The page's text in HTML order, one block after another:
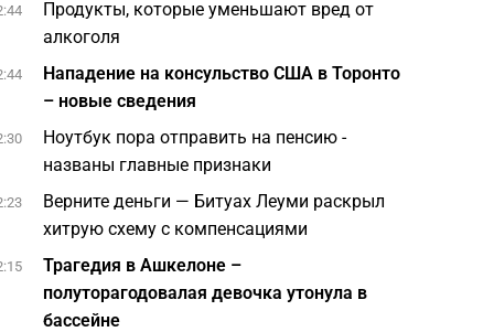
Продукты, которые уменьшают вред от
алкоголя
Нападение на консульство США в Торонто
– новые сведения
Ноутбук пора отправить на пенсию -
названы главные признаки
Верните деньги — Битуах Леуми раскрыл
хитрую схему с компенсациями
Трагедия в Ашкелоне –
полуторагодовалая девочка утонула в
бассейне